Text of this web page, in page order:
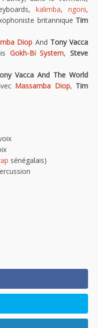
kalimba, ngoni,
britannique Tim
Diop And Tony Vacca
Gokh-Bi System,Steve
Vacca And The World
Massamba Diop, Tim
sénégalais)